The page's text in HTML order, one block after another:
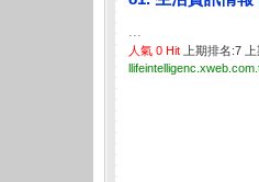
...
人氣 0 Hit 上期排名:7